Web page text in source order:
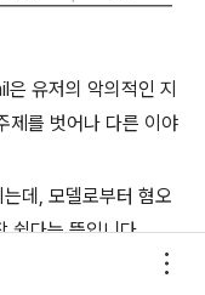
유저의 악의적인 지
제를 벗어나 다른 이야
데, 모델로부터 혐오
쉽다는 뜻입니다.
용을 담은 query 예